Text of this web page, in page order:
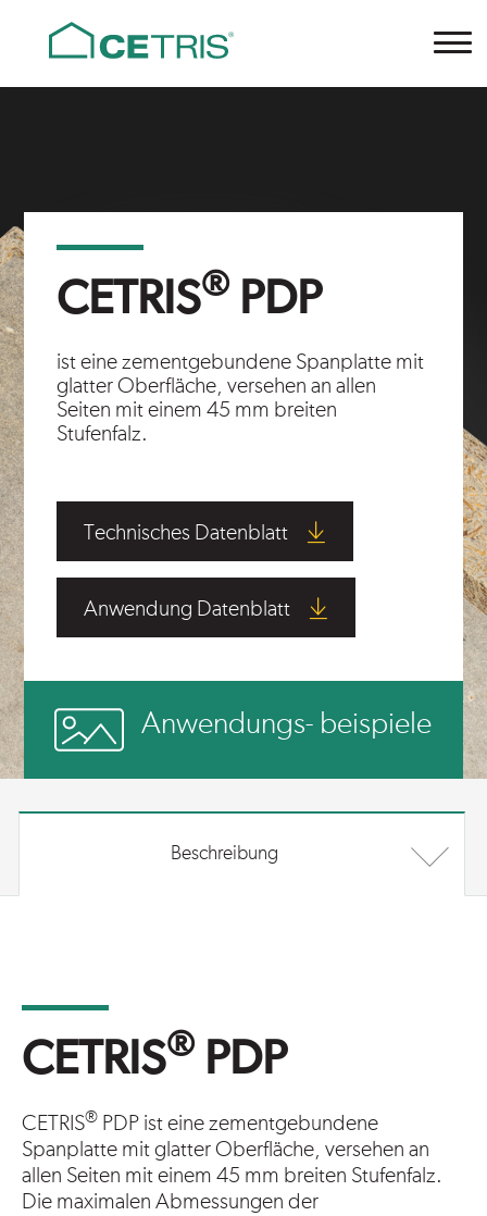
Cetris
CETRIS® PDP
ist eine zementgebundene Spanplatte mit
glatter Oberfläche, versehen an allen
Seiten mit einem 45 mm breiten
Stufenfalz.
Technisches Datenblatt
Anwendung Datenblatt
Anwendungs- beispiele
Beschreibung
CETRIS® PDP
CETRIS® PDP ist eine zementgebundene
Spanplatte mit glatter Oberfläche, versehen an
allen Seiten mit einem 45 mm breiten Stufenfalz.
Die maximalen Abmessungen der